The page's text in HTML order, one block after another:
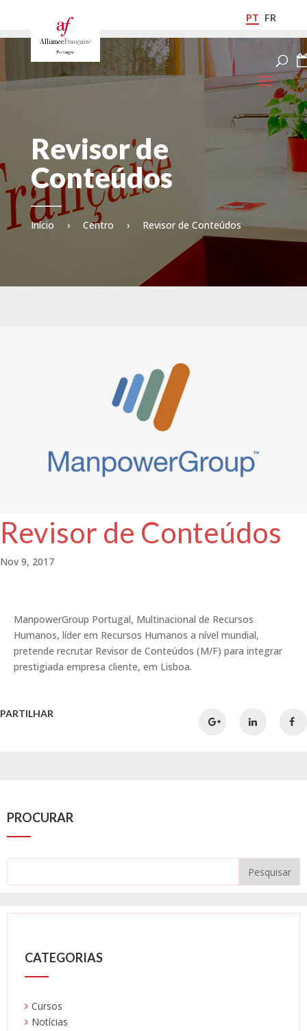
PT FR
Revisor de
Conteúdos
Início › Centro › Revisor de Conteúdos
Revisor de Conteúdos
Nov 9, 2017
ManpowerGroup Portugal, Multinacional de Recursos
Humanos, líder em Recursos Humanos a nível mundial,
pretende recrutar Revisor de Conteúdos (M/F) para integrar
prestigiada empresa cliente, em Lisboa.
PARTILHAR
PROCURAR
CATEGORIAS
Cursos
Notícias